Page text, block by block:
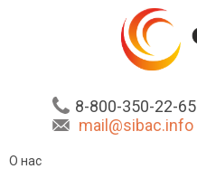
8-800-350-22-65
mail@sibac.info
О нас